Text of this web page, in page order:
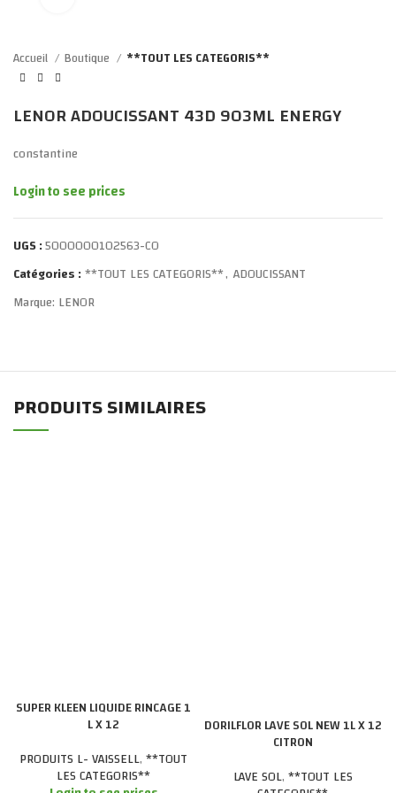
Accueil Boutique **TOUT LES CATEGORIS**
LENOR ADOUCISSANT 43D 903ML ENERGY
constantine
Login to see prices
UGS :5000000102563-CO
Catégories :**TOUT LES CATEGORIS**, ADOUCISSANT
Marque: LENOR
PRODUITS SIMILAIRES
SUPER KLEEN LIQUIDE RINCAGE 1
L X 12
PRODUITS L- VAISSELL,**TOUT
LES CATEGORIS**
DORILFLOR LAVE SOL NEW 1L X 12
CITRON
LAVE SOL,**TOUT LES